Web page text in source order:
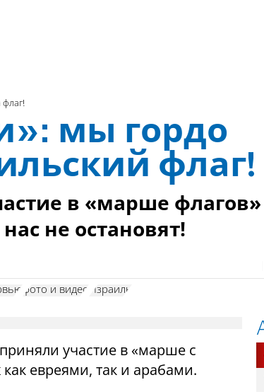
мы гордо
флаг!
в «марше
не остановят!
фото и видео Израиль
участие в «марше с
евреями, так и арабами.